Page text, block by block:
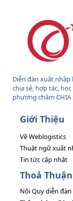
Diễn đàn xuất
chia sẻ, hợp tác,
phương châm CHIA
Giới Thiệu
Về Weblogistics
Thuật ngữ xuất
Tin tức cập nhật
Thoả Thuận
Nội Quy diễn đàn